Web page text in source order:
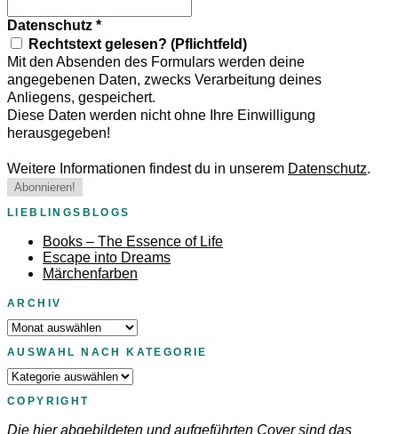
Datenschutz *
Rechtstext gelesen? (Pflichtfeld)
Mit den Absenden des Formulars werden deine
angegebenen Daten, zwecks Verarbeitung deines
Anliegens, gespeichert.
Diese Daten werden nicht ohne Ihre Einwilligung
herausgegeben!
Weitere Informationen findest du in unserem Datenschutz.
LIEBLINGSBLOGS
Books – The Essence of Life
Escape into Dreams
Märchenfarben
ARCHIV
Archiv
AUSWAHL NACH KATEGORIE
Auswahl
Kategorie
COPYRIGHT
Die hier abgebildeten und aufgeführten Cover sind das